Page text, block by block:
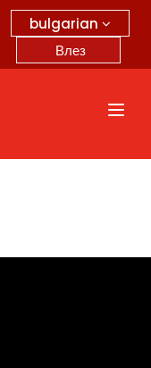
bulgarian
Влез